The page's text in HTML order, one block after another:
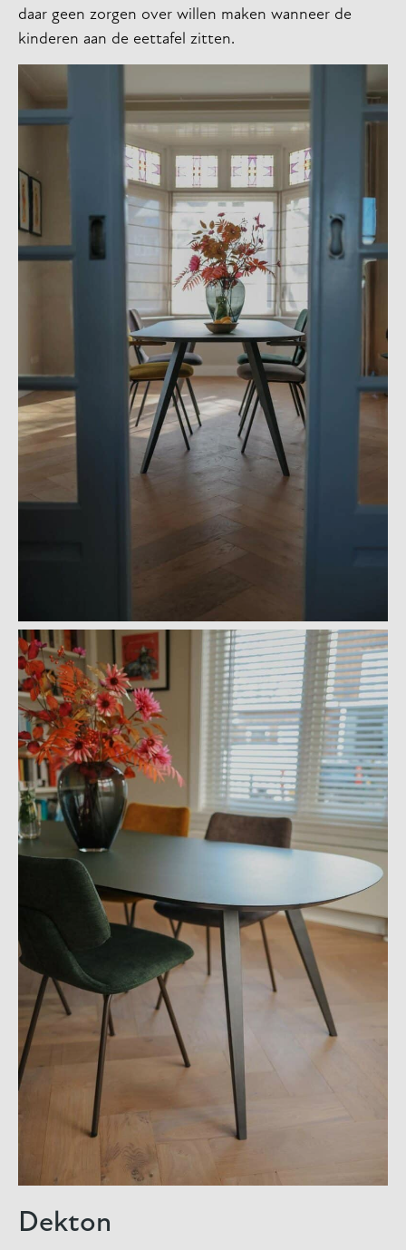
daar geen zorgen over willen maken wanneer de
kinderen aan de eettafel zitten.
Dekton